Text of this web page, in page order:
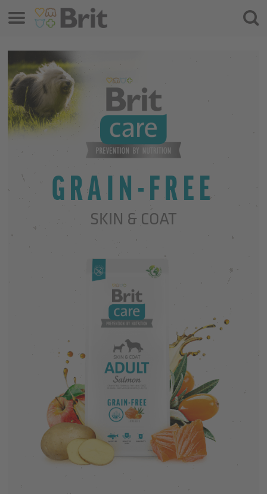
GRAIN-FREE
SKIN & COAT
Meniu